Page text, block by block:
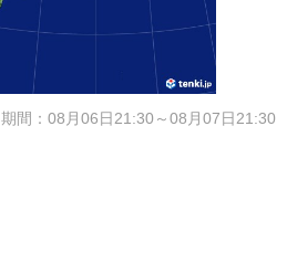
期間：08月06日21:30～08月07日21:30